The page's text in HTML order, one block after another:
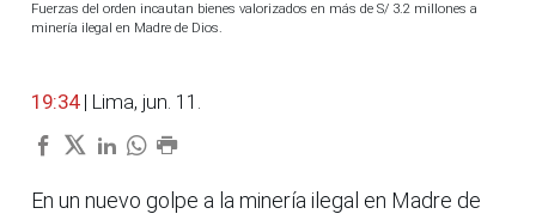
Fuerzas del orden incautan bienes valorizados en más de S/ 3.2 millones a
minería ilegal en Madre de Dios.
19:34 | Lima, jun. 11.
En un nuevo golpe a la minería ilegal en Madre de